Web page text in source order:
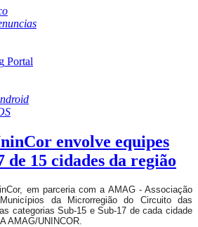
Portal
envolve equipes
de 15 cidades da região
em parceria com a AMAG - Associação
da Microrregião do Circuito das
categorias Sub-15 e Sub-17 de cada cidade
AMAG/UNINCOR.